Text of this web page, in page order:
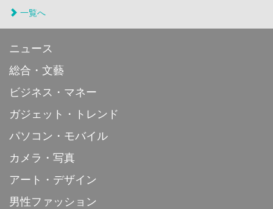
一覧へ
ニュース
総合・文藝
ビジネス・マネー
ガジェット・トレンド
パソコン・モバイル
カメラ・写真
アート・デザイン
男性ファッション